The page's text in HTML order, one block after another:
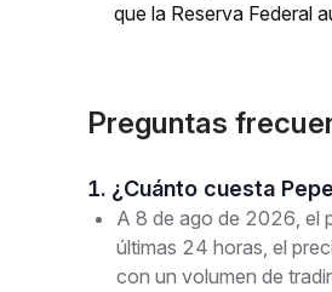
que la Reserva Federal
Preguntas
1. ¿Cuánto cuesta
A 8 de ago de 2026, el
últimas 24 horas, el
con un volumen de